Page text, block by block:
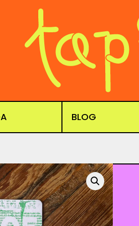
BLOG